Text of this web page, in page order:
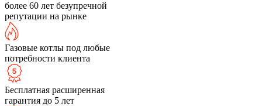
более 60 лет безупречной
репутации на рынке
Газовые котлы под любые
потребности клиента
Бесплатная расширенная
гарантия до 5 лет